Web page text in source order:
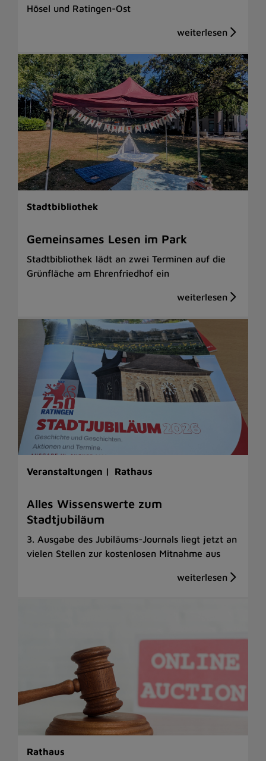
Hösel und Ratingen-Ost
Stadtbibliothek
Gemeinsames Lesen im Park
Stadtbibliothek lädt an zwei Terminen auf die
Grünfläche am Ehrenfriedhof ein
Veranstaltungen | Rathaus
Alles Wissenswerte zum
Stadtjubiläum
3. Ausgabe des Jubiläums-Journals liegt jetzt an
vielen Stellen zur kostenlosen Mitnahme aus
Rathaus